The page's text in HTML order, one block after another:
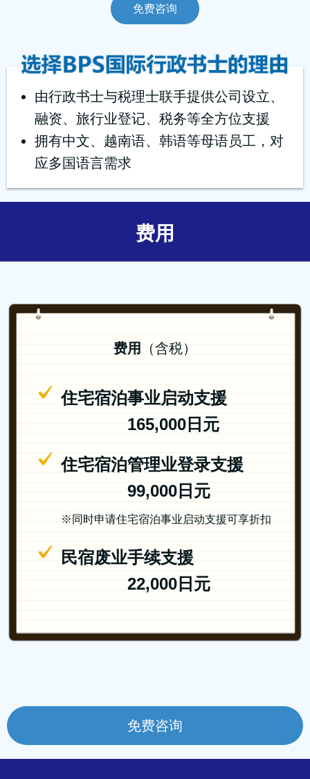
免费咨询
由行政书士与税理士联手提供公司设立、
融资、旅行业登记、税务等全方位支援
拥有中文、越南语、韩语等母语员工，对
应多国语言需求
费用
费用 （含税）
住宅宿泊事业启动支援
165,000日元
住宅宿泊管理业登录支援
99,000日元
※同时申请住宅宿泊事业启动支援可享折扣
民宿废业手续支援
22,000日元
免费咨询